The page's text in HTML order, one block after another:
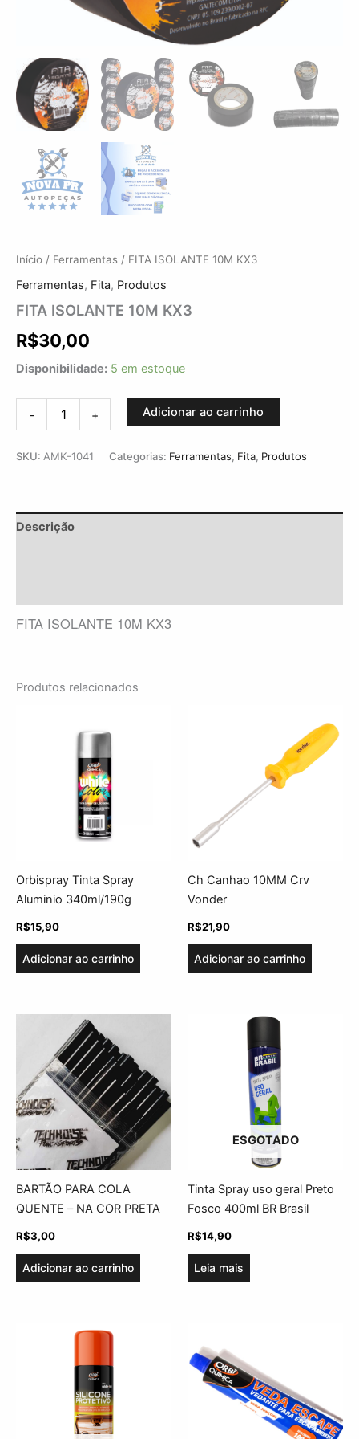
Início / Ferramentas / FITA ISOLANTE 10M KX3
Ferramentas, Fita, Produtos
FITA ISOLANTE 10M KX3
R$30,00
Disponibilidade: 5 em estoque
- + Adicionar ao carrinho
SKU: AMK-1041 Categorias: Ferramentas, Fita, Produtos
Descrição
FITA ISOLANTE 10M KX3
Produtos relacionados
Orbispray Tinta Spray
Aluminio 340ml/190g
R$15,90
Adicionar ao carrinho
Ch Canhao 10MM Crv
Vonder
R$21,90
Adicionar ao carrinho
BARTÃO PARA COLA
QUENTE – NA COR PRETA
R$3,00
Adicionar ao carrinho
ESGOTADO
Tinta Spray uso geral Preto
Fosco 400ml BR Brasil
R$14,90
Leia mais